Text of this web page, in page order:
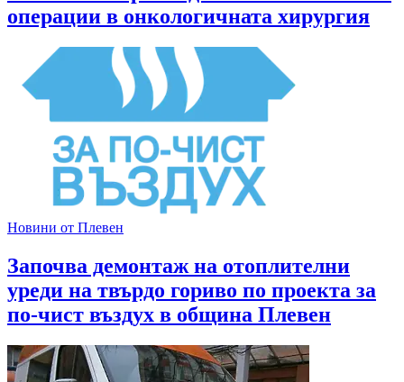
операции в онкологичната хирургия
Новини от Плевен
Започва демонтаж на отоплителни
уреди на твърдо гориво по проекта за
по-чист въздух в община Плевен